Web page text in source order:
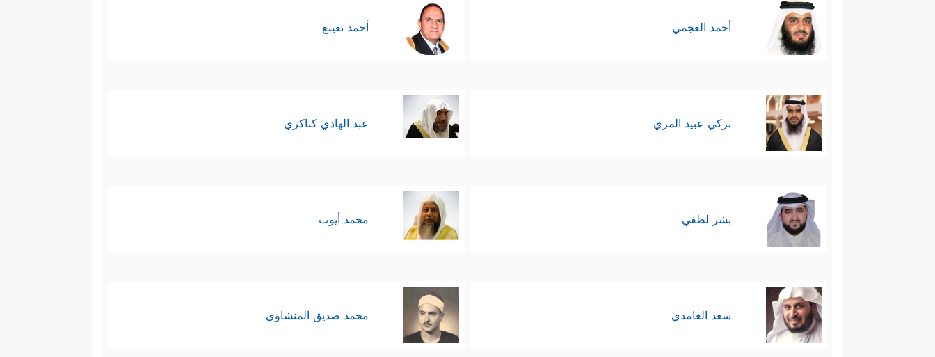
أحمد العجمي أحمد نعينع
تركي عبيد المري عبد الهادي كناكري
بشر لطفي محمد أيوب
سعد الغامدي محمد صديق المنشاوي